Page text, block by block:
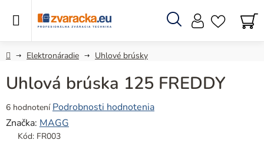
Hľadať
DomovElektronáradie Uhlové brúsky
Uhlová brúska 125 FREDDY
Priemerné
hodnotenie
produktu
6 hodnotení Podrobnosti hodnotenia
Značka: MAGG
Kód: FR003